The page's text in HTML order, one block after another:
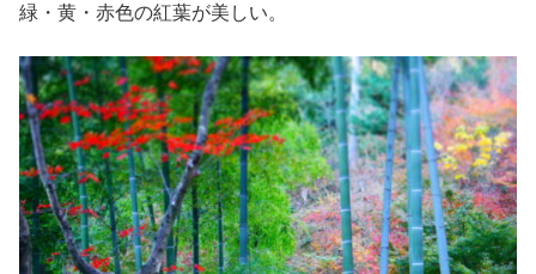
緑・黄・赤色の紅葉が美しい。